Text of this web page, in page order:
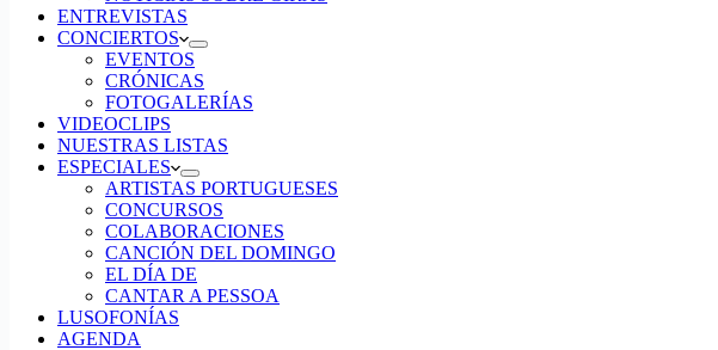
ENTREVISTAS
CONCIERTOS
EVENTOS
CRÓNICAS
FOTOGALERÍAS
VIDEOCLIPS
NUESTRAS LISTAS
ESPECIALES
ARTISTAS PORTUGUESES
CONCURSOS
COLABORACIONES
CANCIÓN DEL DOMINGO
EL DÍA DE
CANTAR A PESSOA
LUSOFONÍAS
AGENDA